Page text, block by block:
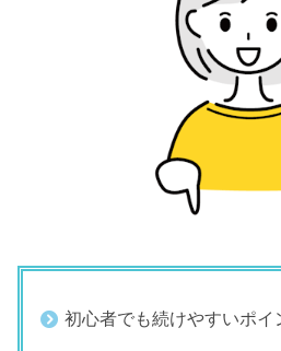
初心者でも続けやすいポイ